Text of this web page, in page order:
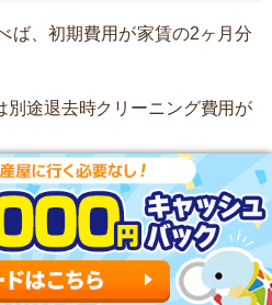
ば、初期費用が家賃の2ヶ月分
別途退去時クリーニング費用が
として預かるお金だからです。
」などの不動産仲介業者を挟ま